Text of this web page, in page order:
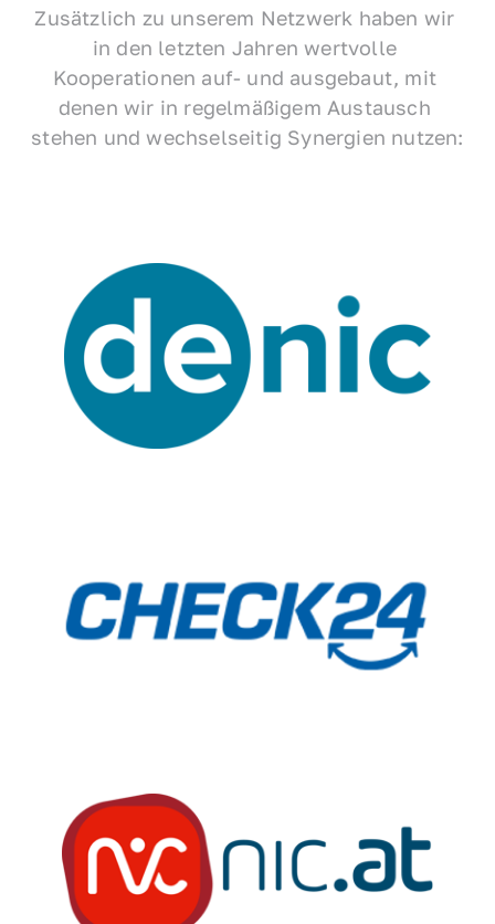
Zusätzlich zu unserem Netzwerk haben wir
in den letzten Jahren wertvolle
Kooperationen auf- und ausgebaut, mit
denen wir in regelmäßigem Austausch
stehen und wechselseitig Synergien nutzen: